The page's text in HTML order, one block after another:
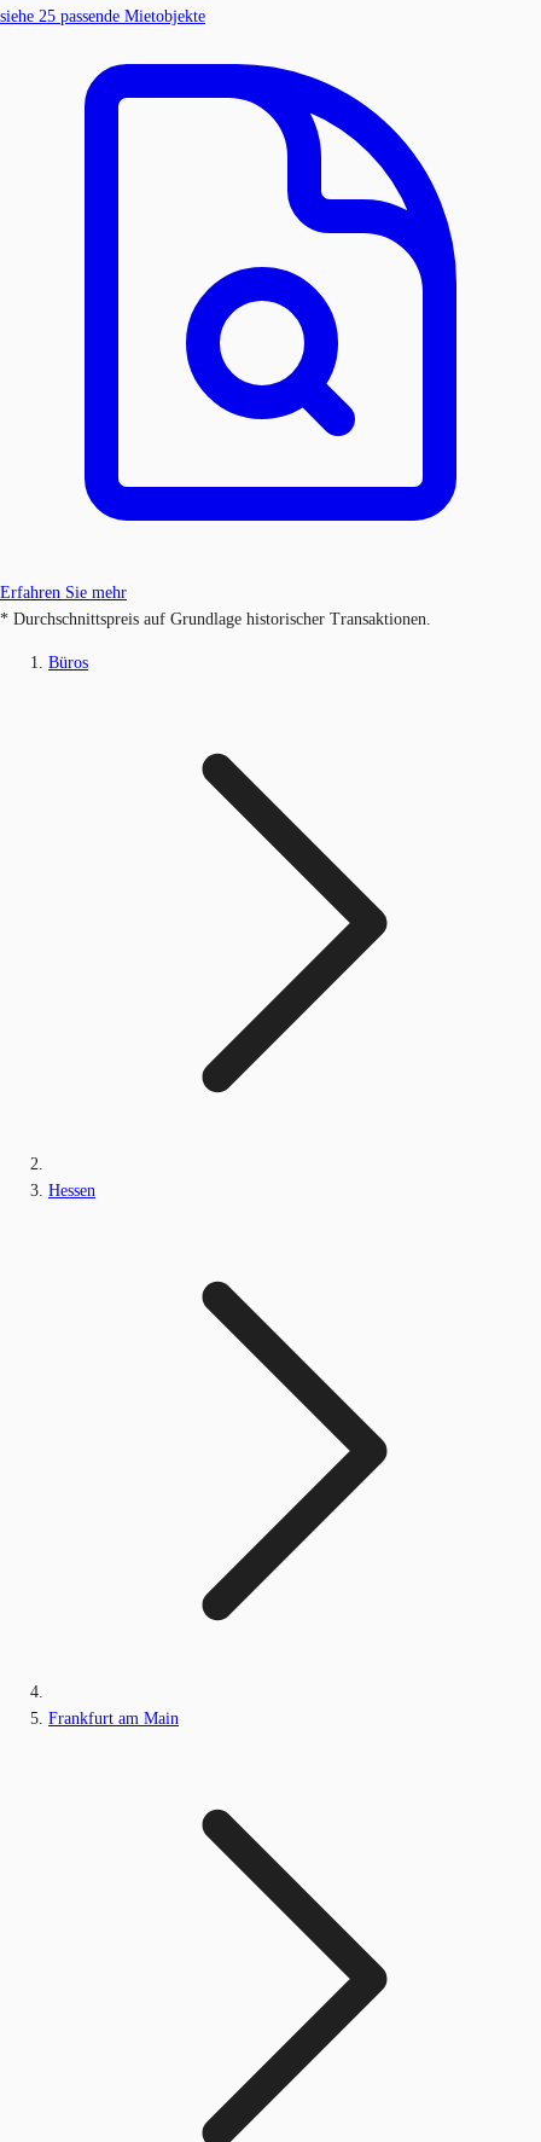
siehe 25 passende Mietobjekte
Erfahren Sie mehr
* Durchschnittspreis auf Grundlage historischer Transaktionen.
Büros
Hessen
Frankfurt am Main